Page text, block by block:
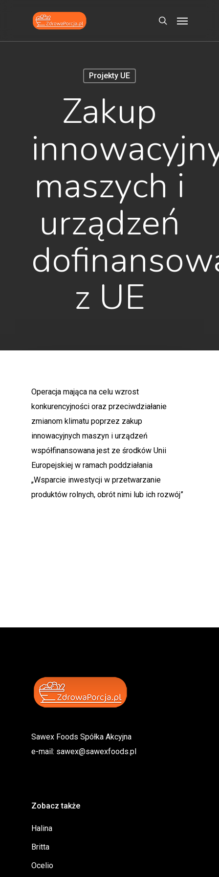
search
Projekty UE
Zakup
maszych i
urządzeń
z UE
Operacja mająca na celu wzrost
konkurencyjności oraz przeciwdziałanie
zmianom klimatu poprzez zakup
innowacyjnych maszyn i urządzeń
współfinansowana jest ze środków Unii
Europejskiej w ramach poddziałania
„Wsparcie inwestycji w przetwarzanie
produktów rolnych, obrót nimi lub ich rozwój”
Sawex Foods Spółka Akcyjna
e-mail: sawex@sawexfoods.pl
Zobacz także
Halina
Britta
Ocelio